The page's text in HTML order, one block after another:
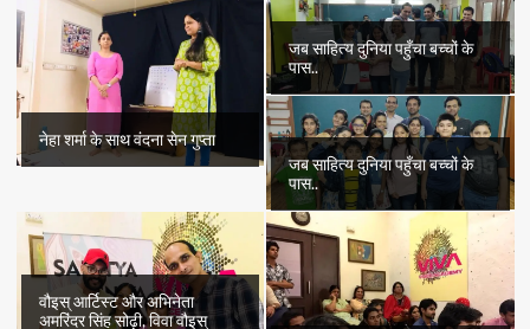
नेहा शर्मा के साथ वंदना सेन गुप्ता
जब साहित्य दुनिया पहुँचा बच्चों के
पास..
जब साहित्य दुनिया पहुँचा बच्चों के
पास..
वौइस् आर्टिस्ट और अभिनेता
अमरिंदर सिंह सोढ़ी, विवा वौइस्